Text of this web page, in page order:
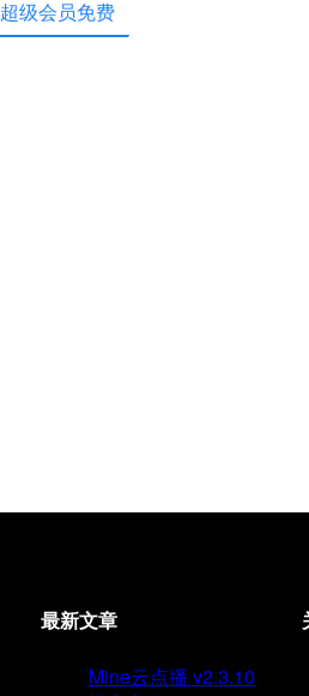
超级会员免费
最新文章
Mine云点播 v2.3.10